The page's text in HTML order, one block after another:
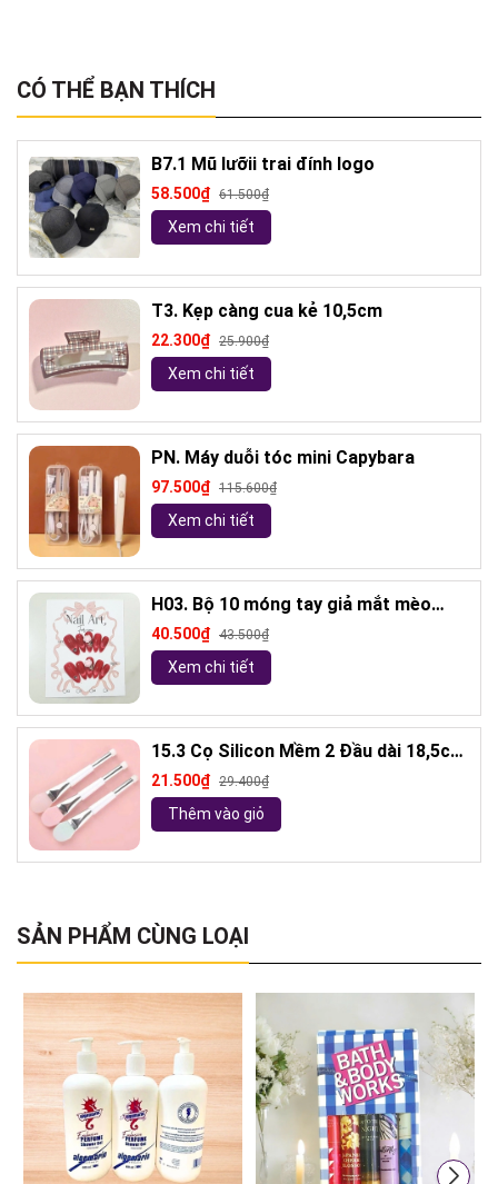
CÓ THỂ BẠN THÍCH
B7.1 Mũ lưỡii trai đính logo
58.500₫ 61.500₫
Xem chi tiết
T3. Kẹp càng cua kẻ 10,5cm
22.300₫ 25.900₫
Xem chi tiết
PN. Máy duỗi tóc mini Capybara
97.500₫ 115.600₫
Xem chi tiết
H03. Bộ 10 móng tay giả mắt mèo
kèm keo và giũa móng (ngẫu nhiên)
40.500₫ 43.500₫
Xem chi tiết
15.3 Cọ Silicon Mềm 2 Đầu dài 18,5cm
( ngẫu nhiên)
21.500₫ 29.400₫
Thêm vào giỏ
SẢN PHẨM CÙNG LOẠI